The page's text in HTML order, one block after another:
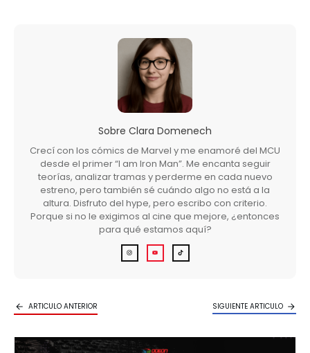
Sobre Clara Domenech
Crecí con los cómics de Marvel y me enamoré del MCU
desde el primer “I am Iron Man”. Me encanta seguir
teorías, analizar tramas y perderme en cada nuevo
estreno, pero también sé cuándo algo no está a la
altura. Disfruto del hype, pero escribo con criterio.
Porque si no le exigimos al cine que mejore, ¿entonces
para qué estamos aquí?
ARTICULO ANTERIOR SIGUIENTE ARTICULO